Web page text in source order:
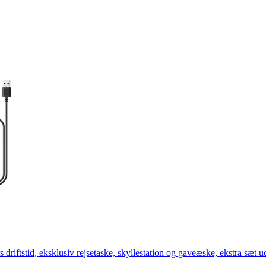
driftstid, eksklusiv rejsetaske, skyllestation og gaveæske, ekstra sæt